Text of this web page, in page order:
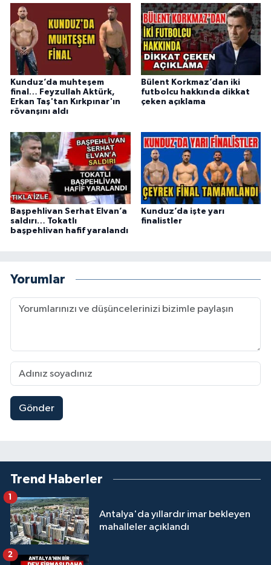
Kunduz’da muhteşem
final… Feyzullah Aktürk,
Erkan Taş'tan Kırkpınar'ın
rövanşını aldı
Bülent Korkmaz’dan iki
futbolcu hakkında dikkat
çeken açıklama
Başpehlivan Serhat Elvan’a
saldırı… Tokatlı
başpehlivan hafif yaralandı
Kunduz’da işte yarı
finalistler
Yorumlar
Gönder
Trend Haberler
Antalya'da yıllardır imar bekleyen
mahalleler açıklandı
1
2